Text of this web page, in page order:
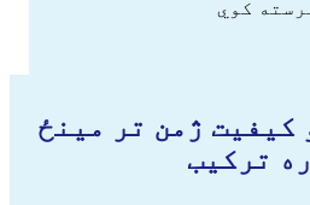
کیفیت ژمن تر مینځ